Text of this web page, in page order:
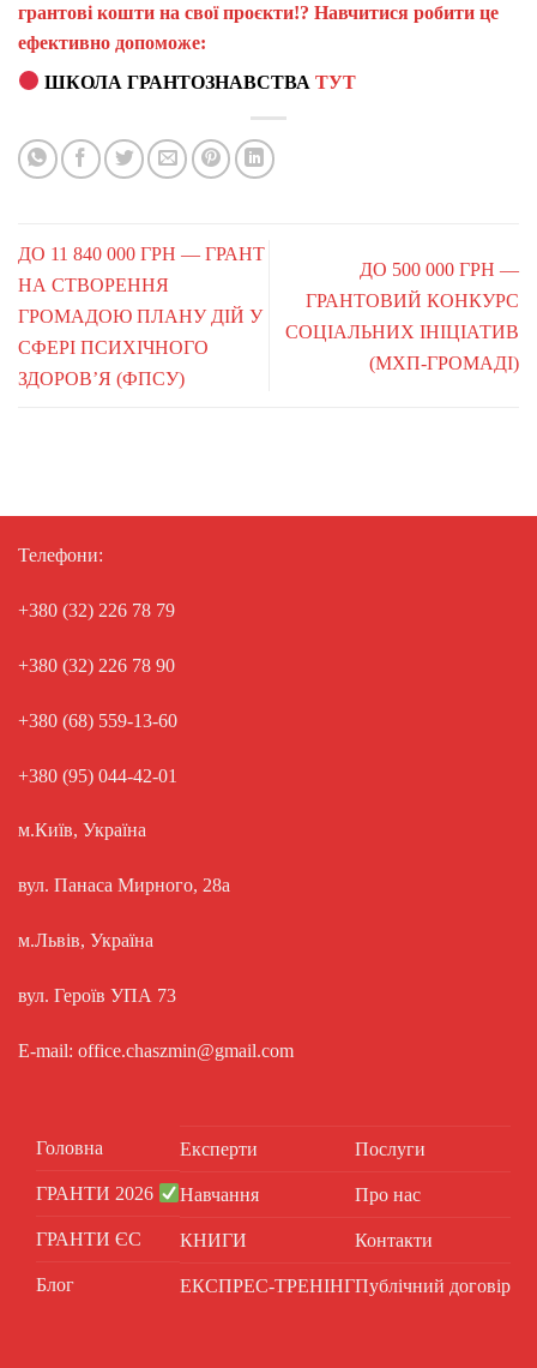
грантові кошти на свої проєкти!? Навчитися робити це
ефективно допоможе:
ШКОЛА ГРАНТОЗНАВСТВАТУТ
ДО 11 840 000 ГРН — ГРАНТ
НА СТВОРЕННЯ
ГРОМАДОЮ ПЛАНУ ДІЙ У
СФЕРІ ПСИХІЧНОГО
ЗДОРОВ’Я (ФПСУ)
ДО 500 000 ГРН —
ГРАНТОВИЙ КОНКУРС
СОЦІАЛЬНИХ ІНІЦІАТИВ
(МХП-ГРОМАДІ)
Телефони:
+380 (32) 226 78 79
+380 (32) 226 78 90
+380 (68) 559-13-60
+380 (95) 044-42-01
м.Київ, Україна
вул. Панаса Мирного, 28а
м.Львів, Україна
вул. Героїв УПА 73
E-mail: office.chaszmin@gmail.com
Головна
ГРАНТИ 2026
ГРАНТИ ЄС
Блог
Експерти
Навчання
КНИГИ
ЕКСПРЕС-ТРЕНІНГ
Послуги
Про нас
Контакти
Публічний договір